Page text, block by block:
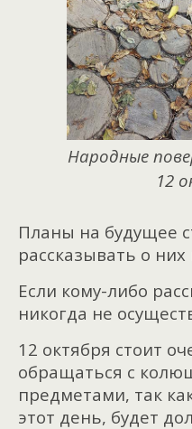
Народные
12
Планы на будущее
рассказывать о
Если кому-либо
никогда не
12 октября стоит
обращаться с
предметами, так
этот день, будет